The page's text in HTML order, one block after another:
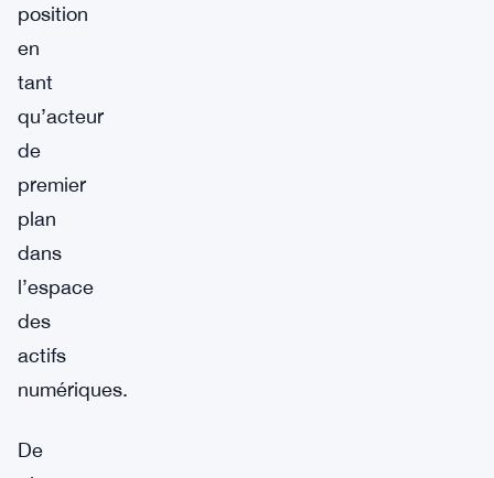
position
en
tant
qu’acteur
de
premier
plan
dans
l’espace
des
actifs
numériques.
De